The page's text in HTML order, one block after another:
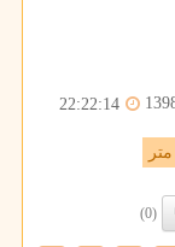
22:22:14
متر
(0)